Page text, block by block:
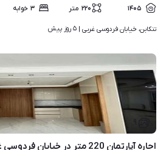
۱۴۰۵ ۲۲۰ متر ۳ خوابه
تنکابن، خیابان فردوسی غربی | ۵ روز پیش
اجاره آپارتمان 220 متر در خیابان فردوسی غربی